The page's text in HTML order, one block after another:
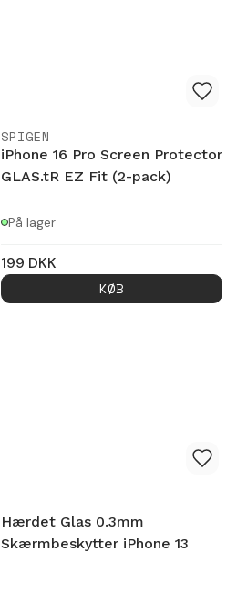
SPIGEN
iPhone 16 Pro Screen Protector
GLAS.tR EZ Fit (2-pack)
På lager
199 DKK
KØB
Hærdet Glas 0.3mm
Skærmbeskytter iPhone 13